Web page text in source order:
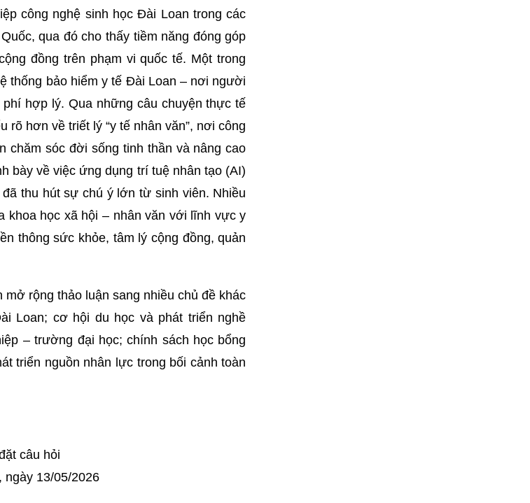
công nghệ sinh học Đài Loan trong các
qua đó cho thấy tiềm năng đóng góp
đồng trên phạm vi quốc tế. Một trong
thống bảo hiểm y tế Đài Loan – nơi người
hợp lý. Qua những câu chuyện thực tế
hơn về triết lý “y tế nhân văn”, nơi công
chăm sóc đời sống tinh thần và nâng cao
bày về việc ứng dụng trí tuệ nhân tạo (AI)
thu hút sự chú ý lớn từ sinh viên. Nhiều
khoa học xã hội – nhân văn với lĩnh vực y
thông sức khỏe, tâm lý cộng đồng, quản
rộng thảo luận sang nhiều chủ đề khác
Loan; cơ hội du học và phát triển nghề
– trường đại học; chính sách học bổng
triển nguồn nhân lực trong bối cảnh toàn
câu hỏi
ngày 13/05/2026